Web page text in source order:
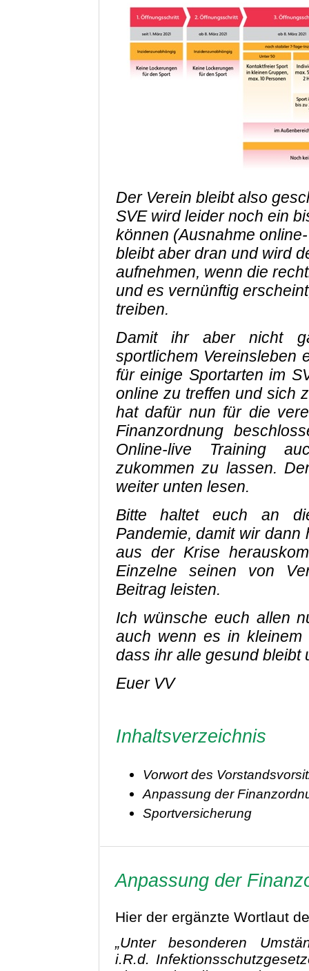
Der Verein bleibt also
SVE wird leider noch ein
können (Ausnahme
bleibt aber dran und wird
aufnehmen, wenn die
und es vernünftig
treiben.
Damit ihr aber nicht
sportlichem Vereinsleben
für einige Sportarten im
online zu treffen und sich
hat dafür nun für die
Finanzordnung
Online-live Training
zukommen zu lassen.
weiter unten lesen.
Bitte haltet euch an
Pandemie, damit wir
aus der Krise
Einzelne seinen von
Beitrag leisten.
Ich wünsche euch allen
auch wenn es in kleinem
dass ihr alle gesund bleibt
Euer VV
Inhaltsverzeichnis
Vorwort des
Anpassung der
Sportversicherung
Anpassung der
Hier der ergänzte Wortlaut
„Unter besonderen
i.R.d.